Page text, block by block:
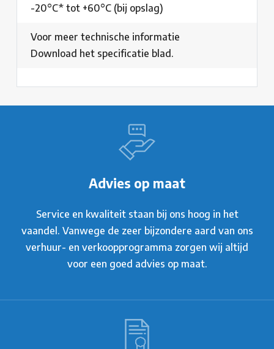
-20°C* tot +60°C (bij opslag)
Voor meer technische informatie
Download het specificatie blad.
Advies op maat
Service en kwaliteit staan bij ons hoog in het
vaandel. Vanwege de zeer bijzondere aard van ons
verhuur- en verkoopprogramma zorgen wij altijd
voor een goed advies op maat.